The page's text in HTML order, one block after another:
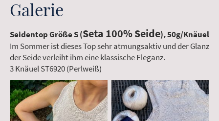
Galerie
Seidentop Größe S (Seta 100% Seide), 50g/Knäuel
Im Sommer ist dieses Top sehr atmungsaktiv und der Glanz
der Seide verleiht ihm eine klassische Eleganz.
3 Knäuel ST6920 (Perlweiß)